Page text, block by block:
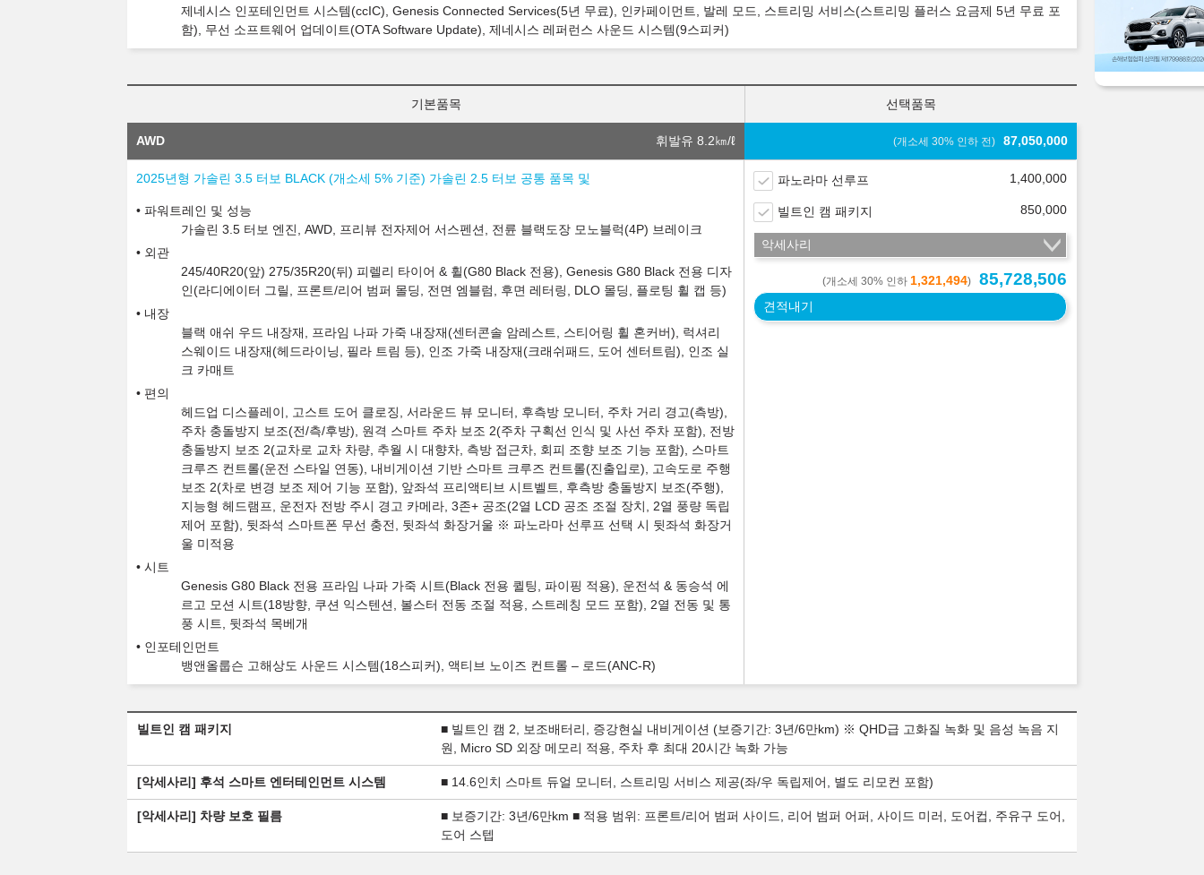
제네시스 인포테인먼트 시스템(ccIC), Genesis Connected Services(5년 무료), 인카페이먼트, 발레 모드, 스트리밍 서비스(스트리밍 플러스 요금제 5년 무료 포
함), 무선 소프트웨어 업데이트(OTA Software Update), 제네시스 레퍼런스 사운드 시스템(9스피커)
기본품목 선택품목
AWD 휘발유 8.2㎞/ℓ (개소세 30% 인하 전) 87,050,000
2025년형 가솔린 3.5 터보 BLACK (개소세 5% 기준) 가솔린 2.5 터보 공통 품목 및
파워트레인 및 성능
가솔린 3.5 터보 엔진, AWD, 프리뷰 전자제어 서스펜션, 전륜 블랙도장 모노블럭(4P) 브레이크
외관
245/40R20(앞) 275/35R20(뒤) 피렐리 타이어 & 휠(G80 Black 전용), Genesis G80 Black 전용 디자
인(라디에이터 그릴, 프론트/리어 범퍼 몰딩, 전면 엠블럼, 후면 레터링, DLO 몰딩, 플로팅 휠 캡 등)
내장
블랙 애쉬 우드 내장재, 프라임 나파 가죽 내장재(센터콘솔 암레스트, 스티어링 휠 혼커버), 럭셔리
스웨이드 내장재(헤드라이닝, 필라 트림 등), 인조 가죽 내장재(크래쉬패드, 도어 센터트림), 인조 실
크 카매트
편의
헤드업 디스플레이, 고스트 도어 클로징, 서라운드 뷰 모니터, 후측방 모니터, 주차 거리 경고(측방),
주차 충돌방지 보조(전/측/후방), 원격 스마트 주차 보조 2(주차 구획선 인식 및 사선 주차 포함), 전방
충돌방지 보조 2(교차로 교차 차량, 추월 시 대향차, 측방 접근차, 회피 조향 보조 기능 포함), 스마트
크루즈 컨트롤(운전 스타일 연동), 내비게이션 기반 스마트 크루즈 컨트롤(진출입로), 고속도로 주행
보조 2(차로 변경 보조 제어 기능 포함), 앞좌석 프리액티브 시트벨트, 후측방 충돌방지 보조(주행),
지능형 헤드램프, 운전자 전방 주시 경고 카메라, 3존+ 공조(2열 LCD 공조 조절 장치, 2열 풍량 독립
제어 포함), 뒷좌석 스마트폰 무선 충전, 뒷좌석 화장거울 ※ 파노라마 선루프 선택 시 뒷좌석 화장거
울 미적용
시트
Genesis G80 Black 전용 프라임 나파 가죽 시트(Black 전용 퀼팅, 파이핑 적용), 운전석 & 동승석 에
르고 모션 시트(18방향, 쿠션 익스텐션, 볼스터 전동 조절 적용, 스트레칭 모드 포함), 2열 전동 및 통
풍 시트, 뒷좌석 목베개
인포테인먼트
뱅앤올룹슨 고해상도 사운드 시스템(18스피커), 액티브 노이즈 컨트롤 – 로드(ANC-R)
파노라마 선루프 1,400,000
빌트인 캠 패키지 850,000
악세사리
(개소세 30% 인하 1,321,494) 85,728,506
견적내기
빌트인 캠 패키지
■ 빌트인 캠 2, 보조배터리, 증강현실 내비게이션 (보증기간: 3년/6만km) ※ QHD급 고화질 녹화 및 음성 녹음 지
원, Micro SD 외장 메모리 적용, 주차 후 최대 20시간 녹화 가능
[악세사리] 후석 스마트 엔터테인먼트 시스템 ■ 14.6인치 스마트 듀얼 모니터, 스트리밍 서비스 제공(좌/우 독립제어, 별도 리모컨 포함)
[악세사리] 차량 보호 필름
■ 보증기간: 3년/6만km ■ 적용 범위: 프론트/리어 범퍼 사이드, 리어 범퍼 어퍼, 사이드 미러, 도어컵, 주유구 도어,
도어 스텝